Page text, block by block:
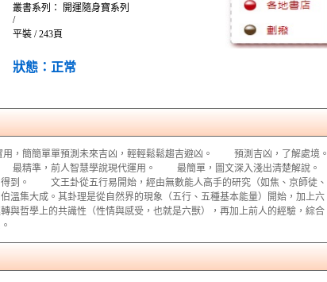
叢書系列： 開運隨身寶系列
/
平裝 / 243頁
狀態：正常
用，簡簡單單預測未來吉凶，輕輕鬆鬆趨吉避凶。 預測吉凶，了解處境。
精準，前人智慧學說現代運用。 最簡單，圖文深入淺出清楚解說。
到。 文王卦從五行易開始，經由無數能人高手的研究（如焦、京師徒、
溫集大成。其卦理是從自然界的現象（五行、五種基本能量）開始，加上六
與哲學上的共識性（性情與感受，也就是六獸），再加上前人的經驗，綜合